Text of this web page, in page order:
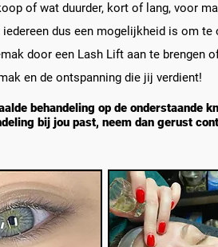
of wat duurder, kort of lang, voor
dus een mogelijkheid is om
door een Lash Lift aan te brengen
en de ontspanning die jij verdient!
behandeling op de onderstaande
bij jou past, neem dan gerust